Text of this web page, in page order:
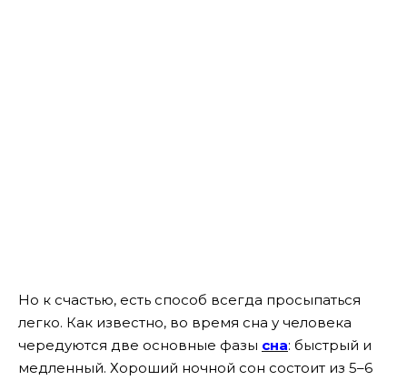
Но к счастью, есть способ всегда просыпаться
легко. Как известно, во время сна у человека
чередуются две основные фазы сна: быстрый и
медленный. Хороший ночной сон состоит из 5–6